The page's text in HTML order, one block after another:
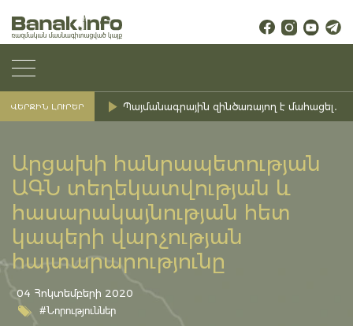
ՎԵՐՋԻՆ ԼՈՒՐԵՐ Պայմանագրային զինծառայող է մահացել․
Արցախի հանրապետության
ԱԳՆ տեղեկատվության և
հասարակայնության հետ
կապերի վարչության
հայտարարությունը
04 Հոկտեմբերի 2020
#Նորություններ